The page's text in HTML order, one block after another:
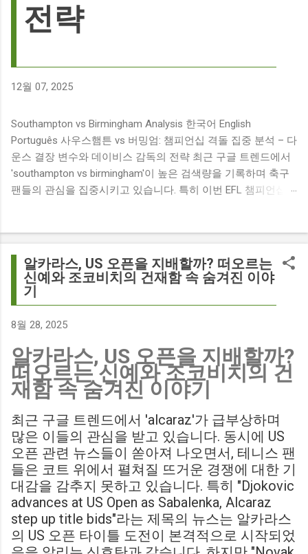
전략
12월 07, 2025
Southampton vs Birmingham Analysis 한국어 English
Português 사우스햄튼 vs 버밍엄: 챔피언십 격돌 집중 분석 – 다
운스 결장 변수와 데이비스 감독의 전략 최근 구글 트렌드에서
'southampton vs birmingham'이 높은 검색량을 기록하며 축구
팬들의 관심을 집중시키고 있습니다. 특히 이번 EFL 챔피언십
다음과 같습니다. The 9 players set to miss Southampton v
Birmingham City ft £7m striker Damion Downs : 사우스햄튼과
버밍엄 시티 경기에서 총 9명의 선수가 결장할 예정이며, 특히
700만 파운드 스트라이커 데미언 다운스의 결장은 사우스햄튼
에게 큰 타격이 될 것으로 보입니다. Southampton vs
Match : 경기 당일 실시간 스코어 업데이트를 제공하는 뉴스로,
팬들의 높은 관심도를 반영합니다. Chris Davies: Birmingham
City boss says his side have to try to "be themselves" away
에서 팀 고유의 색깔을 유지하는 것이 중요하다고 강조했습니
다. ...
알카라스, US 오픈을 지배할까? 떠오르는
신예와 조코비치의 건재함 속 숨겨진 이야
기
8월 28, 2025
알카라스, US 오픈을 지배할까?
떠오르는 신예와 조코비치의 건
재함 속 숨겨진 이야기
최근 구글 트렌드에서 'alcaraz'가 급부상하며
많은 이들의 관심을 받고 있습니다. 동시에 US
오픈 관련 뉴스들이 쏟아져 나오면서, 테니스 팬
들은 코트 위에서 펼쳐질 뜨거운 경쟁에 대한 기
대감을 감추지 못하고 있습니다. 특히 "Djokovic
advances at US Open as Sabalenka, Alcaraz
step up title bids"라는 제목의 뉴스는 알카라스
의 US 오픈 타이틀 도전이 본격적으로 시작되었